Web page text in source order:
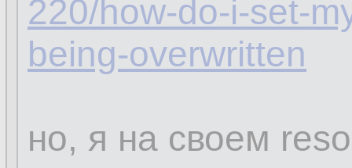
220/how-do-i-set-
being-overwritten
но, я на своем